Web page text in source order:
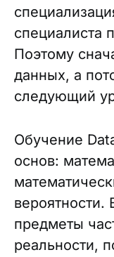
специалиста
Поэтому
данных, а
следующий
Обучение
основ:
вероятности.
предметы
реальности,